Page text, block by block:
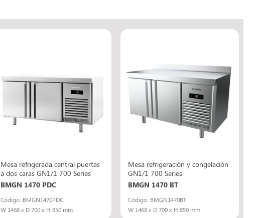
Mesa refrigerada central puertas
a dos caras GN1/1 700 Series
BMGN 1470 PDC
Código: BMGN1470PDC
W 1468 x D 700 x H 850 mm
Mesa refrigeración y congelación
GN1/1 700 Series
BMGN 1470 BT
Código: BMGN1470BT
W 1468 x D 700 x H 850 mm